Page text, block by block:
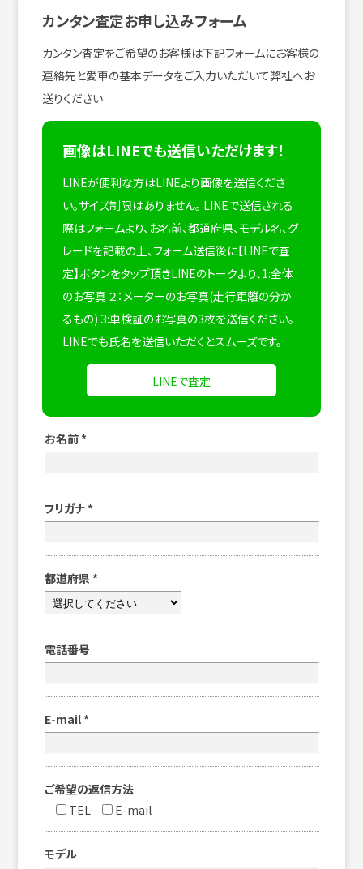
カンタン査定お申し込みフォーム
カンタン査定をご希望のお客様は下記フォームにお客様の
連絡先と愛車の基本データをご入力いただいて弊社へお
送りください
画像はLINEでも送信いただけます！
LINEが便利な方はLINEより画像を送信くださ
い。サイズ制限はありません。 LINEで送信される
際はフォームより、お名前、都道府県、モデル名、グ
レードを記載の上、フォーム送信後に【LINEで査
定】ボタンをタップ頂きLINEのトークより、1:全体
のお写真 ２：メーターのお写真(走行距離の分か
るもの) 3:車検証のお写真の3枚を送信ください。
LINEでも氏名を送信いただくとスムーズです。
LINEで査定
お名前 *
フリガナ *
都道府県 *
電話番号
E-mail *
ご希望の返信方法
TEL
E-mail
モデル